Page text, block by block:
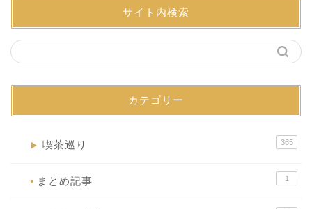
サイト内検索
カテゴリー
▶ 喫茶巡り 365
● まとめ記事 1